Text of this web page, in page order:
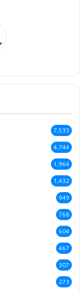
7,533
4,744
1,964
1,432
949
768
604
467
307
273